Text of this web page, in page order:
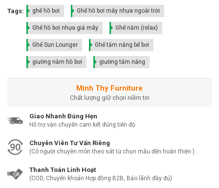
Tags: ghế hồ bơi Ghế hồ bơi mây nhựa ngoài trời
Ghế hồ bơi nhựa giả mây Ghế nằm (relax)
Ghế Sun Lounger Ghế tắm nắng bể bơi
giường nằm hồ bơi giường tắm nắng
Minh Thy Furniture
Chất lượng giữ chọn niềm tin
Giao Nhanh Đúng Hẹn
Hỗ trợ vận chuyển cam kết đúng tiến độ
Chuyên Viên Tư Vấn Riêng
(Có người chuyên môn theo sát từ chọn mẫu đến hoàn thiện )
Thanh Toán Linh Hoạt
(COD, Chuyển khoản Hợp đồng B2B, Bảo lãnh đầy đủ)